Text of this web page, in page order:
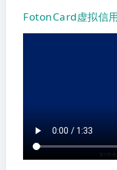
FotonCard虚拟信